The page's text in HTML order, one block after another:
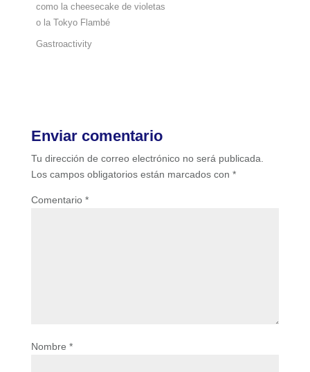
como la cheesecake de violetas
o la Tokyo Flambé
Gastroactivity
Enviar comentario
Tu dirección de correo electrónico no será publicada.
Los campos obligatorios están marcados con *
Comentario *
Nombre *